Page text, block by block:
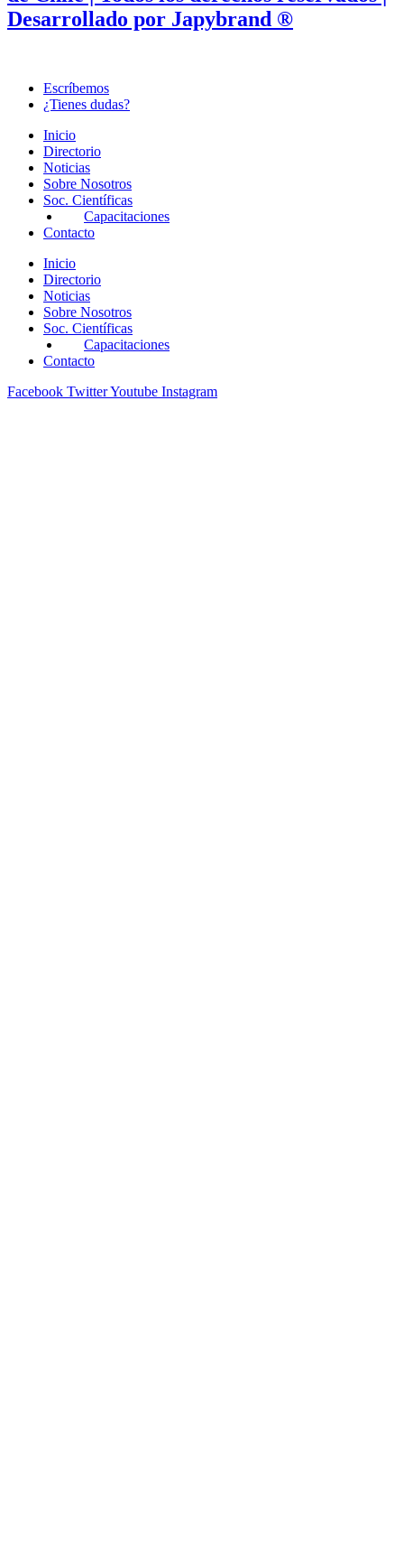
Desarrollado por Japybrand ®
Escríbemos
¿Tienes dudas?
Inicio
Directorio
Noticias
Sobre Nosotros
Soc. Científicas
Capacitaciones
Contacto
Inicio
Directorio
Noticias
Sobre Nosotros
Soc. Científicas
Capacitaciones
Contacto
Facebook TwitterYoutube Instagram